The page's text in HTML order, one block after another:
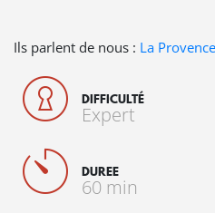
Ils parlent de nous : La Provence
DIFFICULTÉ
Expert
DUREE
60 min